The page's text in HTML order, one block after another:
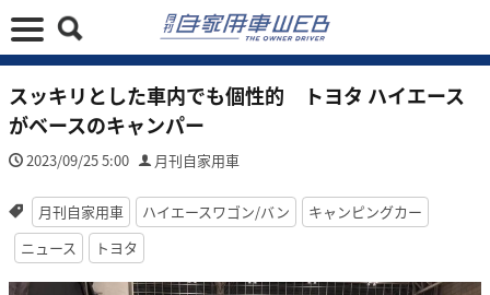
スッキリとした車内でも個性的 トヨタ ハイエース
がベースのキャンパー
2023/09/25 5:00 月刊自家用車
月刊自家用車 ハイエースワゴン/バン
キャンピングカー
ニュース
トヨタ